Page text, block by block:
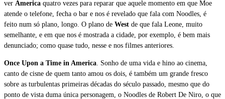
ver America quatro vezes para reparar que aquele momento em que Moe
atende o telefone, fecha o bar e nos é revelado que fala com Noodles, é
feito num só plano, longo. O plano de West de que fala Leone, muito
semelhante, e em que nos é mostrada a cidade, por exemplo, é bem mais
denunciado; como quase tudo, nesse e nos filmes anteriores.
Once Upon a Time in America . Sonho de uma vida e hino ao cinema,
canto de cisne de quem tanto amou os dois, é também um grande fresco
sobre as turbulentas primeiras décadas do século passado, mesmo que do
ponto de vista duma única personagem, o Noodles de Robert De Niro, o que